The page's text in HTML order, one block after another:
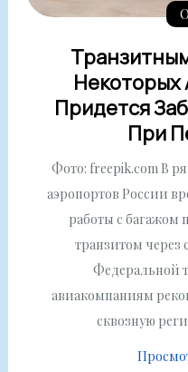
Некоторых
Придется
При
Фото: freepik.com В
аэропортов России
работы с багажом
транзитом через
Федеральной
авиакомпаниям
сквозную